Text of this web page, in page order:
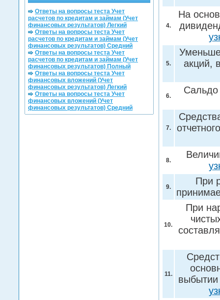
4.
На
5.
акций,
6.
Сальдо
7.
8.
9.
При
10.
При
11.
выбытии
Ответы на вопросы теста Учет
расчетов по кредитам и займам (Учет
финансовых результатов) Легкий
Ответы на вопросы теста Учет
расчетов по кредитам и займам (Учет
финансовых результатов) Средний
Ответы на вопросы теста Учет
расчетов по кредитам и займам (Учет
финансовых результатов) Полный
Ответы на вопросы теста Учет
финансовых вложений (Учет
финансовых результатов) Легкий
Ответы на вопросы теста Учет
финансовых вложений (Учет
финансовых результатов) Средний